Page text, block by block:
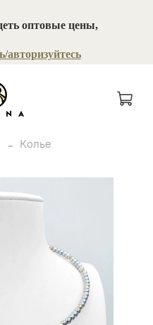
оптовые цены,
авторизуйтесь
Колье